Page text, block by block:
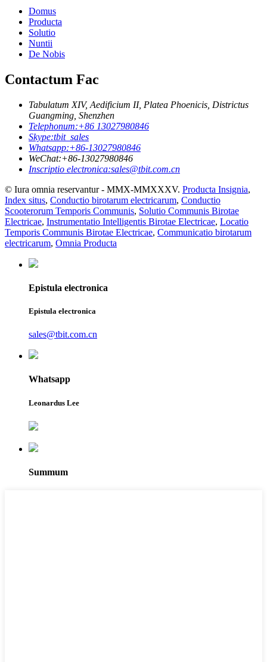
Domus
Producta
Solutio
Nuntii
De Nobis
Contactum Fac
Tabulatum XIV, Aedificium II, Platea Phoenicis, Districtus
Guangming, Shenzhen
Telephonum:+86 13027980846
Skype:tbit_sales
Whatsapp:+86-13027980846
WeChat:+86-13027980846
Inscriptio electronica:sales@tbit.com.cn
© Iura omnia reservantur - MMX-MMXXXV. Producta Insignia,
Index situs, Conductio birotarum electricarum, Conductio
Scooterorum Temporis Communis, Solutio Communis Birotae
Electricae, Instrumentatio Intelligentis Birotae Electricae, Locatio
Temporis Communis Birotae Electricae, Communicatio birotarum
electricarum, Omnia Producta
Epistula electronica
Epistula electronica
sales@tbit.com.cn
Whatsapp
Leonardus Lee
Summum